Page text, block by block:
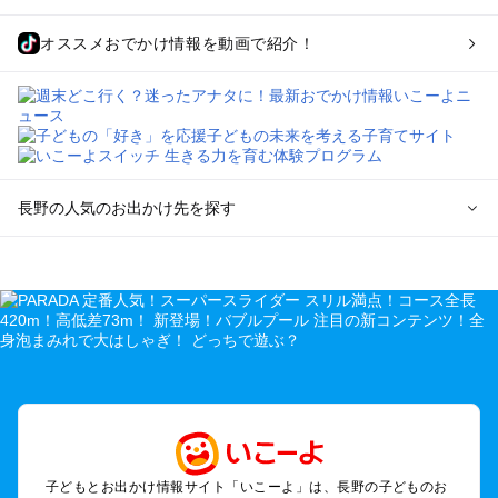
オススメおでかけ情報を動画で紹介！
長野の人気のお出かけ先を探す
を探す
軽井沢・万座・嬬恋・北軽井沢のプールお出かけ
松本・上高地・諏訪・乗鞍・美ヶ原のプールお出かけ
伊那・駒ヶ根・飯田・昼神（伊那路）のプールお出かけ
蓼科・白樺湖・車山・女神湖・姫木平のプールお出かけ
安曇野・大町のプールお出かけ
白馬・小谷のプールお出かけ
子どもとお出かけ情報サイト「いこーよ」は、長野の子どものお